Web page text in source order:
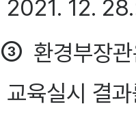
2021. 12.
③ 환경부장
교육실시 결